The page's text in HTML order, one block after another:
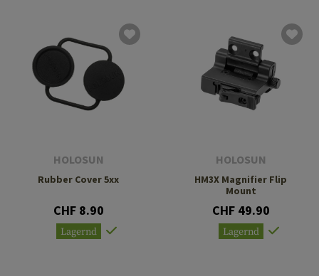
HOLOSUN
Rubber Cover 5xx
CHF 8.90
Lagernd
HOLOSUN
HM3X Magnifier Flip
Mount
CHF 49.90
Lagernd